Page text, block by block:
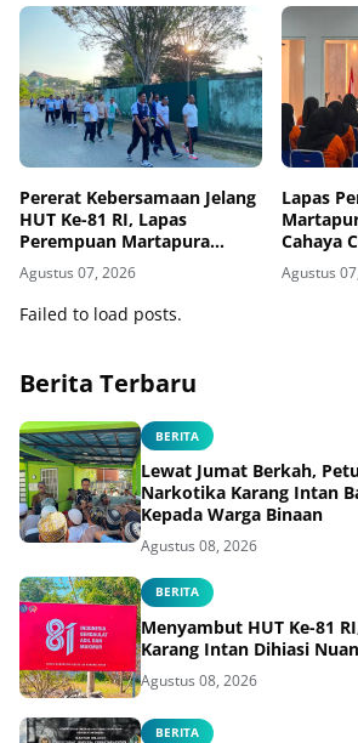
Pererat Kebersamaan Jelang
HUT Ke-81 RI, Lapas
Perempuan Martapura
Meriahkan Fun Walk
Bersama Kakanwil
Agustus 07, 2026
Lapas
Cahaya
Warga
Agustus
Failed to load posts.
Berita Terbaru
BERITA
Lewat Jumat Berkah,
Narkotika Karang Intan
Kepada Warga Binaan
Agustus 08, 2026
BERITA
Menyambut HUT Ke-81
Karang Intan Dihiasi
Agustus 08, 2026
BERITA